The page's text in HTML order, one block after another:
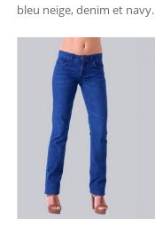
bleu neige, denim et navy.